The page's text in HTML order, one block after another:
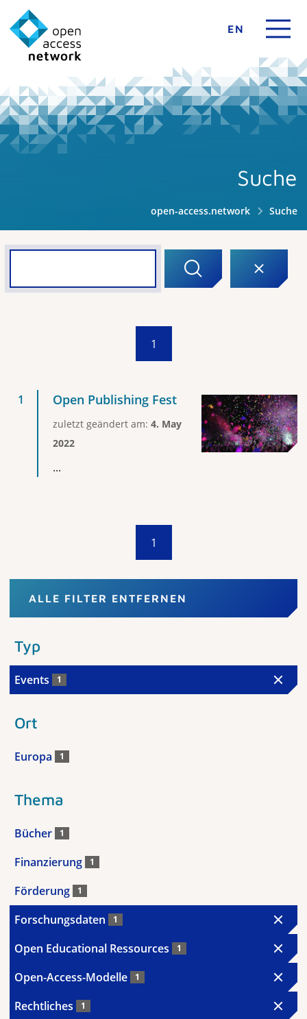
EN
Suche
open-access.network Suche
1
Open Publishing Fest
zuletzt geändert am: 4. May
2022
...
1
ALLE FILTER ENTFERNEN
Typ
Events 1
Ort
Europa 1
Thema
Bücher 1
Finanzierung 1
Förderung 1
Forschungsdaten 1
Open Educational Ressources 1
Open-Access-Modelle 1
Rechtliches 1